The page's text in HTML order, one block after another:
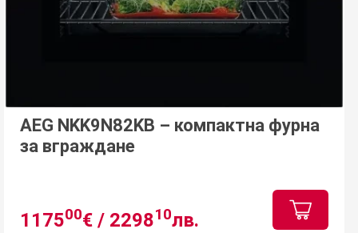
AEG NKK9N82KB – компактна фурна
за вграждане
117500€ / 229810лв.